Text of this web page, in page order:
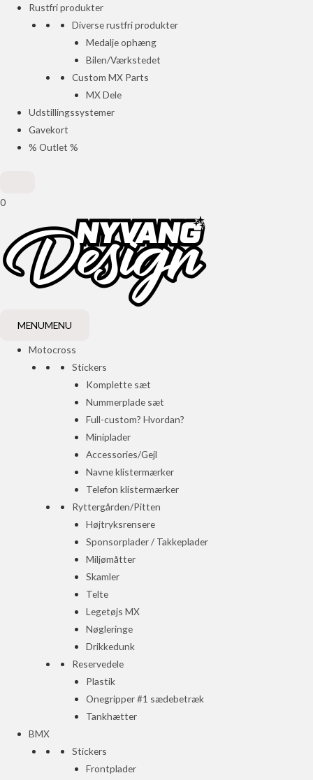
Rustfri produkter
Diverse rustfri produkter
Medalje ophæng
Bilen/Værkstedet
Custom MX Parts
MX Dele
Udstillingssystemer
Gavekort
% Outlet %
0
MENUMENU
Motocross
Stickers
Komplette sæt
Nummerplade sæt
Full-custom? Hvordan?
Miniplader
Accessories/Gejl
Navne klistermærker
Telefon klistermærker
Ryttergården/Pitten
Højtryksrensere
Sponsorplader / Takkeplader
Miljømåtter
Skamler
Telte
Legetøjs MX
Nøgleringe
Drikkedunk
Reservedele
Plastik
Onegripper #1 sædebetræk
Tankhætter
BMX
Stickers
Frontplader